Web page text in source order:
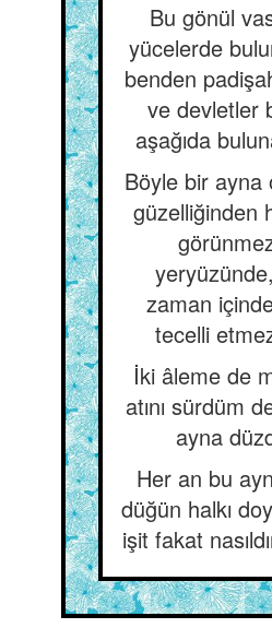
Bu gönül
yücelerde
benden
ve devletler
aşağıda
Böyle bir ayna
güzelliğinden
zaman
tecelli
İki âleme de
atını sürdüm
ayna
Her an bu
düğün halkı
işit fakat